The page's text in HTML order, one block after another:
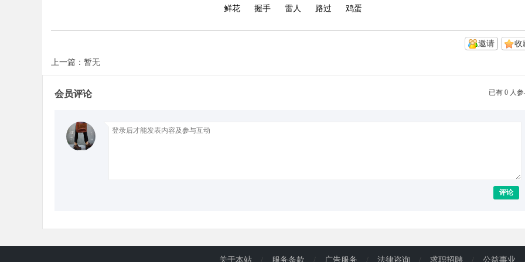
鲜花 握手 雷人 路过 鸡蛋
收
邀请
上一篇：暂无
已有 0 人
会员评论
评论
关于本站 / 服务条款 / 广告服务 / 法律咨询 / 求职招聘 / 公益事业